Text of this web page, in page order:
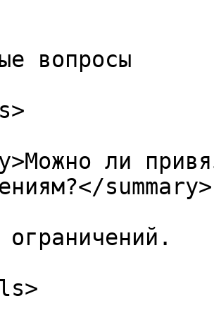
вопросы
ли
summary>